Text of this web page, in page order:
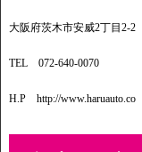
大阪府茨木市安威2丁目2-2
TEL 072-640-0070
H.P http://www.haruauto.co